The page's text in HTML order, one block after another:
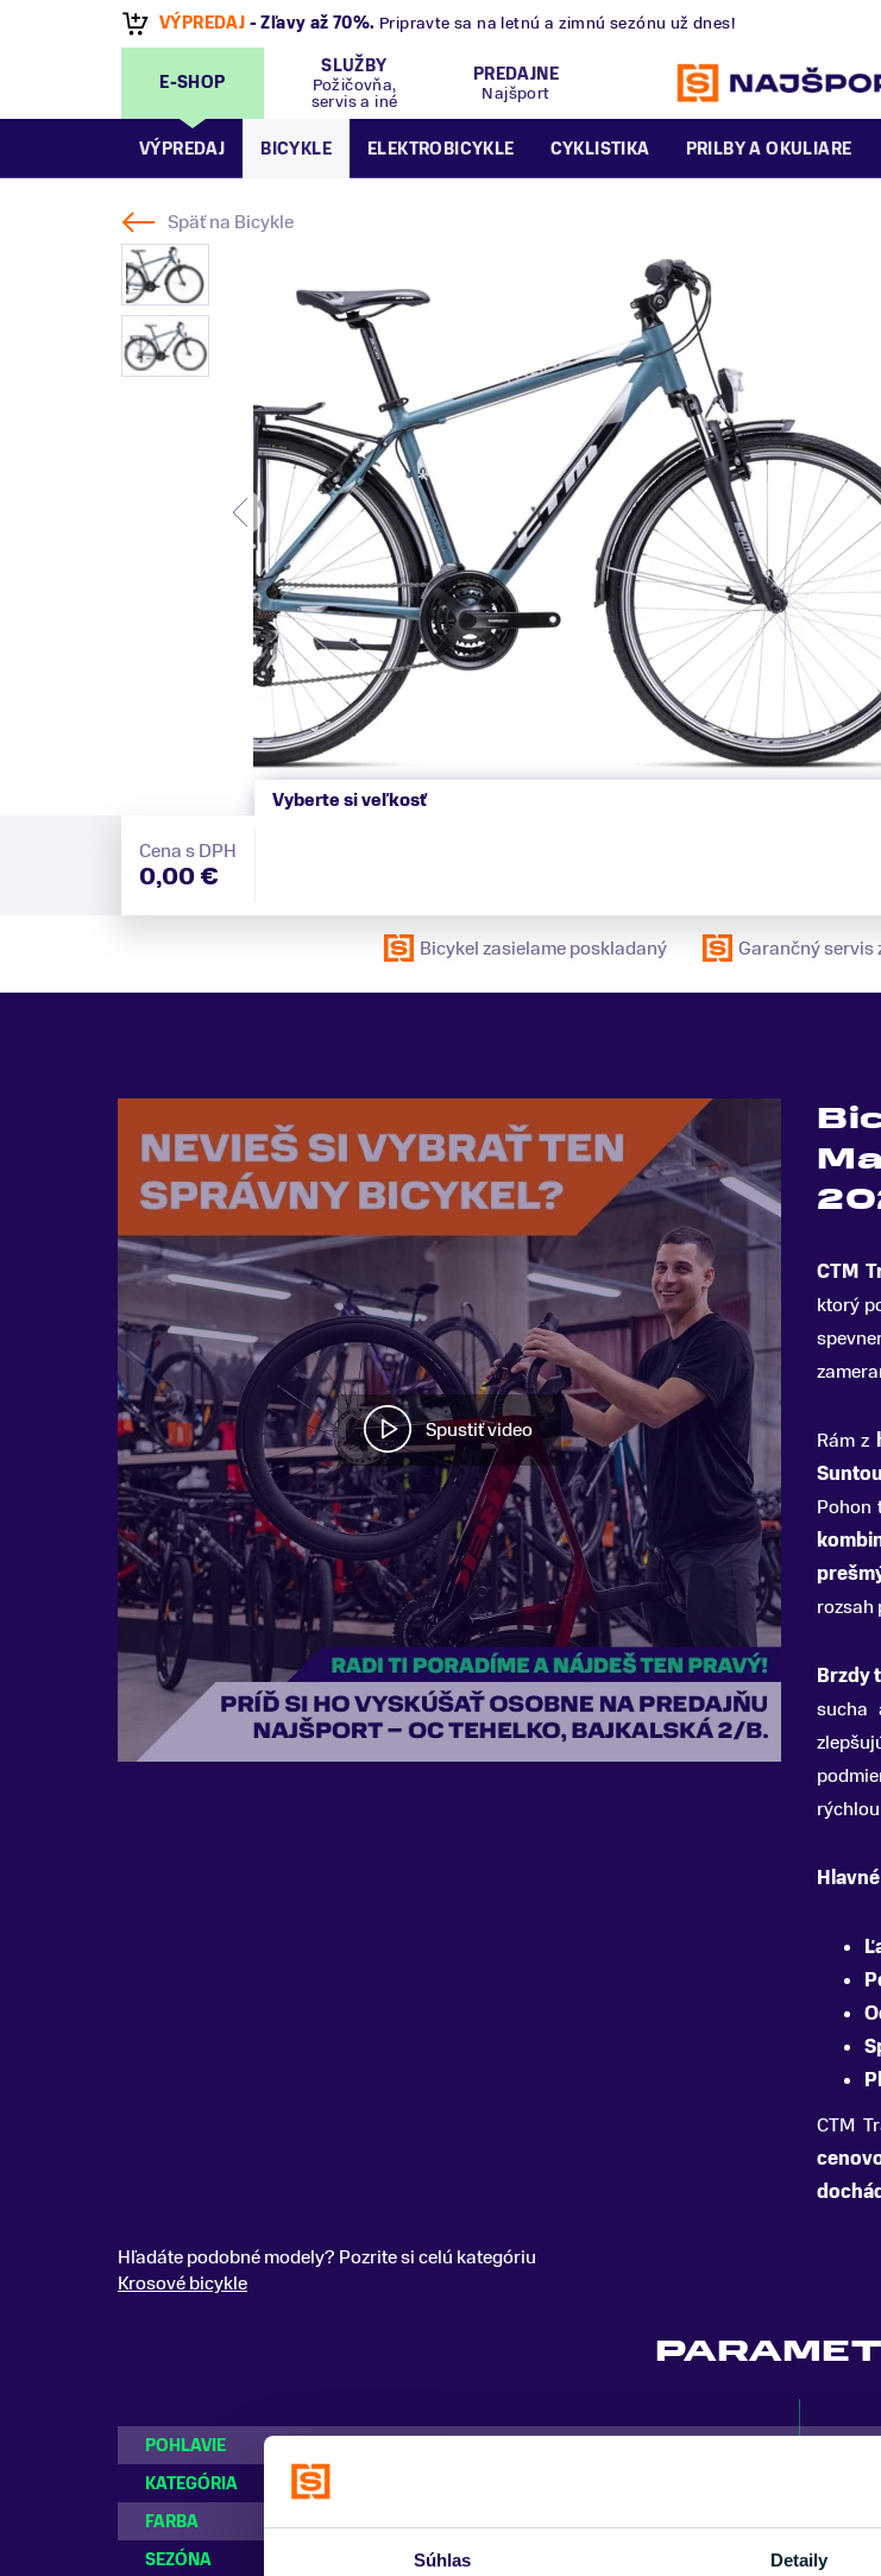
Súhlas Detaily
VÝPREDAJ - Zľavy až 70%. Pripravte sa na letnú a zimnú sezónu už dnes!
E-SHOP
SLUŽBY
Požičovňa,
servis a iné
PREDAJNE
Najšport
VÝPREDAJ BICYKLE ELEKTROBICYKLE CYKLISTIKA PRILBY A OKULIARE
Späť na Bicykle
Cena s DPH
0,00 €
Vyberte si veľkosť
Bicykel zasielame poskladaný Garančný servis
Spustiť video
CTM
ktorý
Rám z
Pohon
rozsah
Brzdy
sucha
CTM
Hľadáte podobné modely? Pozrite si celú kategóriu
Krosové bicykle
POHLAVIE
KATEGÓRIA
FARBA
Čierna, Modrá
SEZÓNA
2022